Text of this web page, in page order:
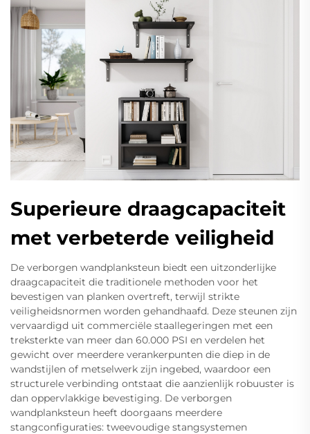
Superieure draagcapaciteit
met verbeterde veiligheid
De verborgen wandplanksteun biedt een uitzonderlijke
draagcapaciteit die traditionele methoden voor het
bevestigen van planken overtreft, terwijl strikte
veiligheidsnormen worden gehandhaafd. Deze steunen zijn
vervaardigd uit commerciële staallegeringen met een
treksterkte van meer dan 60.000 PSI en verdelen het
gewicht over meerdere verankerpunten die diep in de
wandstijlen of metselwerk zijn ingebed, waardoor een
structurele verbinding ontstaat die aanzienlijk robuuster is
dan oppervlakkige bevestiging. De verborgen
wandplanksteun heeft doorgaans meerdere
stangconfiguraties: tweevoudige stangsystemen